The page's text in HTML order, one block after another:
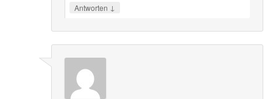
Antworten ↓